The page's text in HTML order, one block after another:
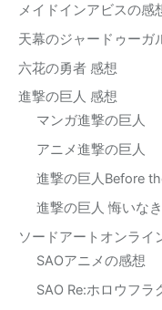
メイドインアビスの感
天幕のジャードゥーガ
六花の勇者 感想
進撃の巨人 感想
マンガ進撃の巨人
アニメ進撃の巨人
進撃の巨人Before
進撃の巨人 悔いな
ソードアートオンライ
SAOアニメの感想
SAO Re:ホロウフ